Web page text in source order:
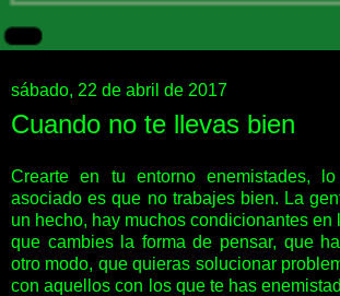
sábado, 22 de abril de 2017
Cuando no te llevas bien
Crearte en tu entorno enemistades,
asociado es que no trabajes bien. La
un hecho, hay muchos condicionantes en
que cambies la forma de pensar, que
otro modo, que quieras solucionar
con aquellos con los que te has